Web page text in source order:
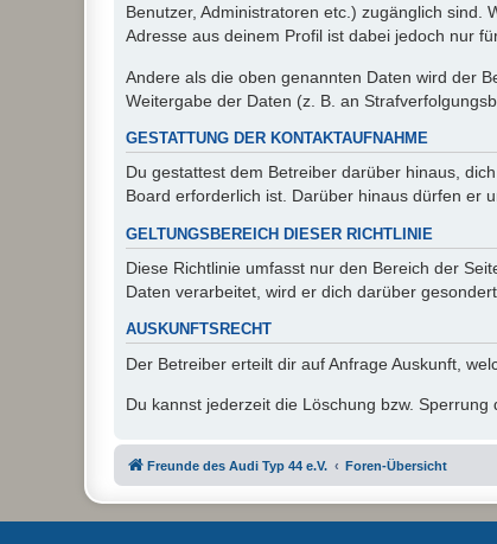
Benutzer, Administratoren etc.) zugänglich
Adresse aus deinem Profil ist dabei jedoch nur
Andere als die oben genannten Daten wird der
Weitergabe der Daten (z. B. an
GESTATTUNG DER KONTAKTAUFNAHME
Du gestattest dem Betreiber darüber hinaus,
Board erforderlich ist. Darüber hinaus dürfen er
GELTUNGSBEREICH DIESER RICHTLINIE
Diese Richtlinie umfasst nur den Bereich der
Daten verarbeitet, wird er dich darüber
AUSKUNFTSRECHT
Der Betreiber erteilt dir auf Anfrage Auskunft,
Du kannst jederzeit die Löschung bzw.
Freunde des Audi Typ 44 e.V. Foren-Übersicht